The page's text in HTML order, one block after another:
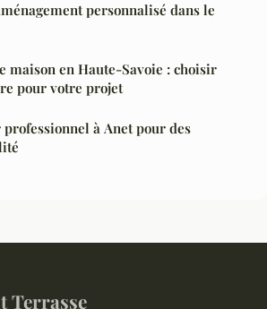
personnalisé dans le
maison en Haute-Savoie : choisir
pour votre projet
à Anet pour des
Terrasse